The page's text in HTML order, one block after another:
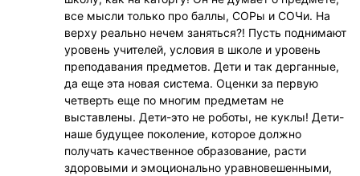
все мысли только про баллы, СОРы и СОЧи. На
верху реально нечем заняться?! Пусть поднимают
уровень учителей, условия в школе и уровень
преподавания предметов. Дети и так дерганные,
да еще эта новая система. Оценки за первую
четверть еще по многим предметам не
выставлены. Дети-это не роботы, не куклы! Дети-
наше будущее поколение, которое должно
получать качественное образование, расти
здоровыми и эмоционально уравновешенными,